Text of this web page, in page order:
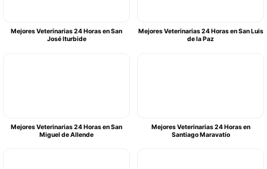
Mejores Veterinarias 24 Horas en San
José Iturbide
Mejores Veterinarias 24 Horas en San Luis
de la Paz
Mejores Veterinarias 24 Horas en San
Miguel de Allende
Mejores Veterinarias 24 Horas en
Santiago Maravatío